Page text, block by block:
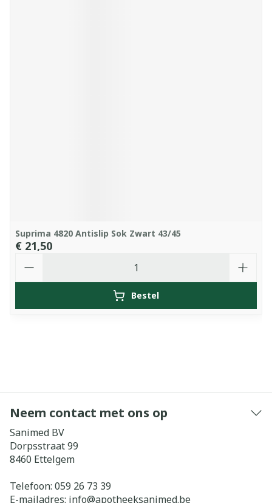
Suprima 4820 Antislip Sok Zwart 43/45
€ 21,50
Bestel
Neem contact met ons op
Sanimed BV
Dorpsstraat 99
8460 Ettelgem
Telefoon: 059 26 73 39
E-mailadres: info@apotheeksanimed.be